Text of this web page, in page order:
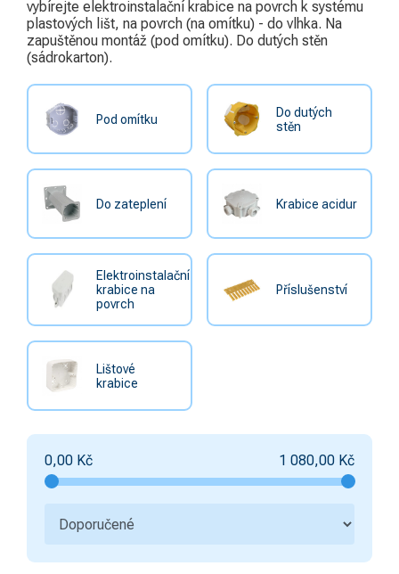
vybírejte elektroinstalační krabice na povrch k systému
plastových lišt, na povrch (na omítku) - do vlhka. Na
zapuštěnou montáž (pod omítku). Do dutých stěn
(sádrokarton).
Pod omítku
Do dutých
stěn
Do zateplení Krabice acidur
Elektroinstalační
krabice na
povrch
Příslušenství
Lištové
krabice
0,00 Kč 1 080,00 Kč
Ovládací a signalizační
přístroje
Bezpečnost a ochranné
Hromosvody a uzemnění
Bezdrátové ovládání
2
Sdělovací, zabezpečovací
technika a zvonky
Kabelové příslušenství
Úložný materiál